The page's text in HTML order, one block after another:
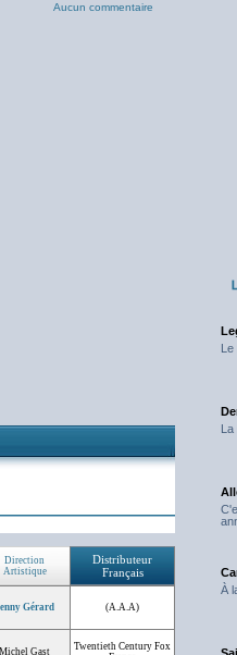
Aucun commentaire
Direction
Artistique
Distributeur
Français
Gérard (A.A.A)
Michel Gast
Twentieth Century Fox
Le
La
À